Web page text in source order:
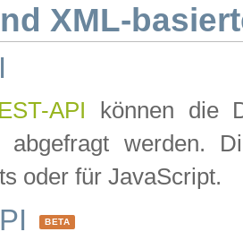
XML-
API können die
abgefragt werden.
oder für JavaScript.
BETA